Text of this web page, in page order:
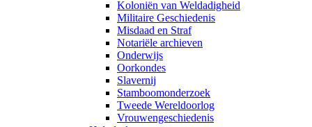
Koloniën van Weldadigheid
Militaire Geschiedenis
Misdaad en Straf
Notariële archieven
Onderwijs
Oorkondes
Slavernij
Stamboomonderzoek
Tweede Wereldoorlog
Vrouwengeschiedenis